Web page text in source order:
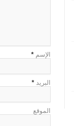
الإسم *
البريد *
الموقع